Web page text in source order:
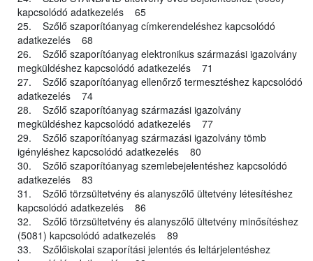
kapcsolódó adatkezelés 65
25. Szőlő szaporítóanyag címkerendeléshez kapcsolódó
adatkezelés 68
26. Szőlő szaporítóanyag elektronikus származási igazolvány
megküldéshez kapcsolódó adatkezelés 71
27. Szőlő szaporítóanyag ellenőrző termesztéshez kapcsolódó
adatkezelés 74
28. Szőlő szaporítóanyag származási igazolvány
megküldéshez kapcsolódó adatkezelés 77
29. Szőlő szaporítóanyag származási igazolvány tömb
igényléshez kapcsolódó adatkezelés 80
30. Szőlő szaporítóanyag szemlebejelentéshez kapcsolódó
adatkezelés 83
31. Szőlő törzsültetvény és alanyszőlő ültetvény létesítéshez
kapcsolódó adatkezelés 86
32. Szőlő törzsültetvény és alanyszőlő ültetvény minősítéshez
(5081) kapcsolódó adatkezelés 89
33. Szőlőiskolai szaporítási jelentés és leltárjelentéshez